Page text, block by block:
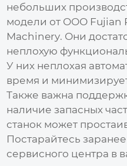
небольших
модели от ООО Fujian
Machinery. Они
неплохую
У них неплохая
время и
Также важна
наличие запасных
станок может
Постарайтесь
сервисного центра в